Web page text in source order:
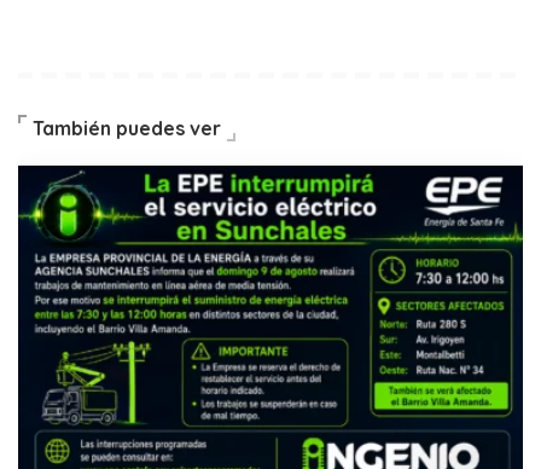
También puedes ver